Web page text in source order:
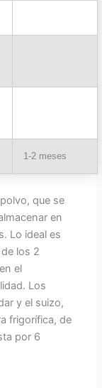
1-2 meses
que se
en
Lo ideal es
los 2
el
Los
y el suizo,
frigorífica, de
por 6